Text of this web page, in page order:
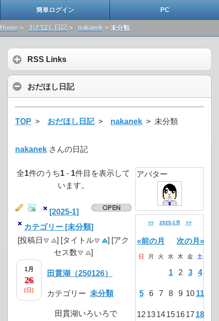
簡単ログイン PC
Home > おだほし日記> nakanek > 未分類
RSS Links
おだほし日記
TOP > おだほし日記> nakanek > 未分類
nakanek さんの日記
全1件のうち1 - 1件目を表示して
います。
[2025-1]
カテゴリー [未分類]
[投稿日
] [タイトル
] [アク
セス数
]
1月
26
(日)
田貫湖（250126）
カテゴリー 未分類
田貫湖いろいろで
アバター
<< 2025-1月 >>
«前の月 次の月»
日 月 火 水 木 金 土
1 2 3 4
5 6 7 8 9 10 11
12 1314151617 18